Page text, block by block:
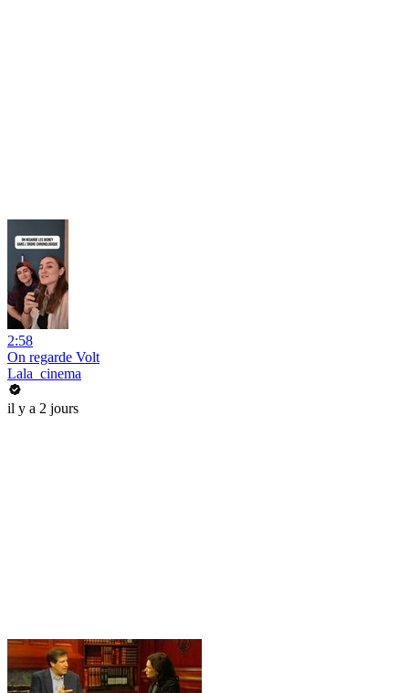
2:58
On regarde Volt
Lala_cinema
il y a 2 jours